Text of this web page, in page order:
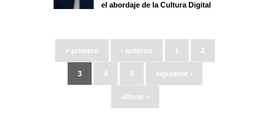
el abordaje de la Cultura Digital
« primero ‹ anterior 1 2
3 4 5 siguiente ›
último »